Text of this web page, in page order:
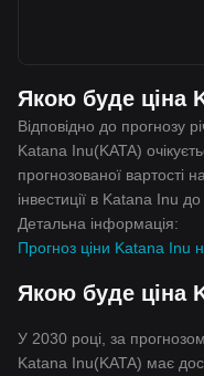
Якою буде ціна
Відповідно до прогнозу
Katana Inu(KATA)
прогнозованої вартості
інвестиції в Katana Inu
Детальна інформація:
Прогноз ціни Katana Inu
Якою буде ціна
У 2030 році, за
Katana Inu(KATA) має